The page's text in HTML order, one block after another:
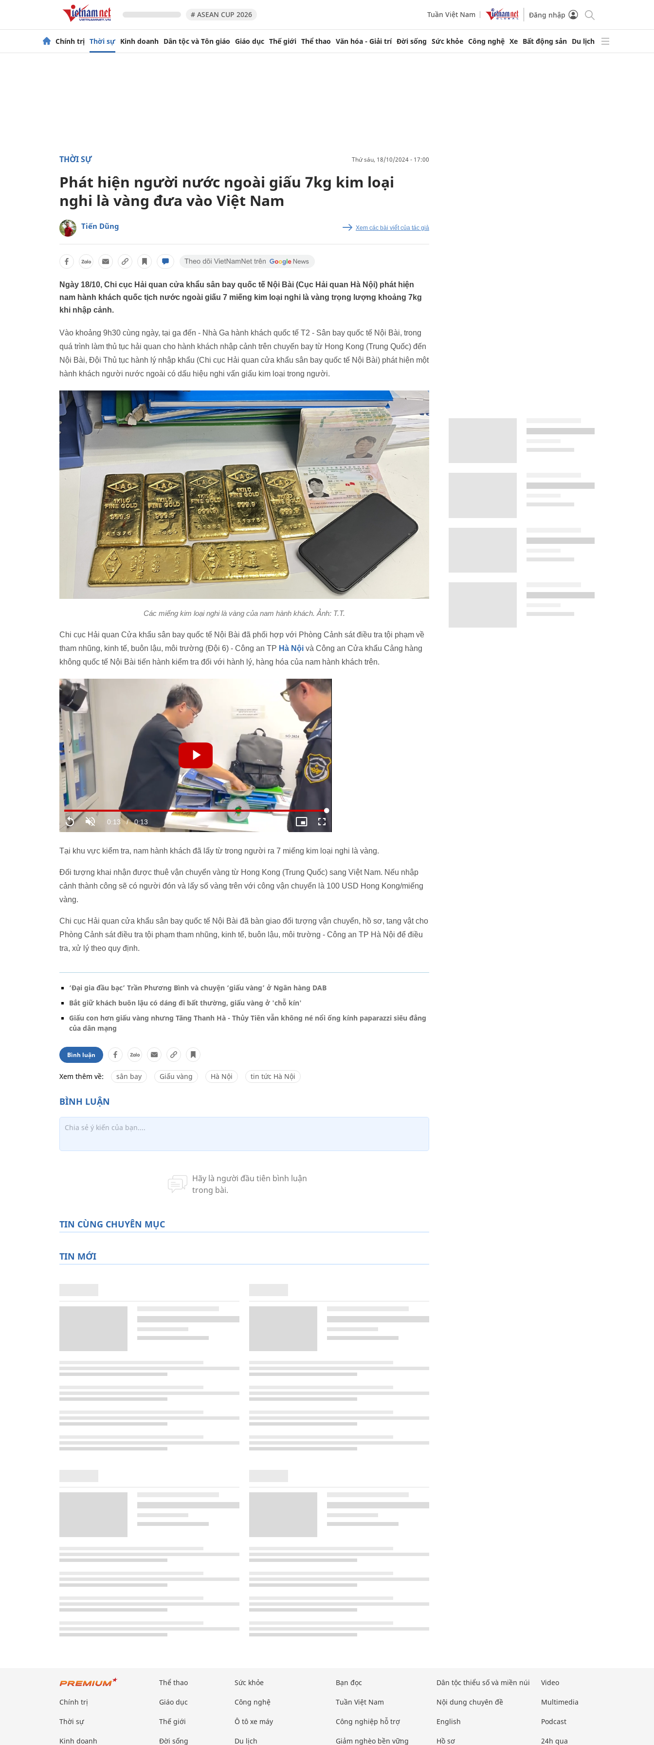
# ASEAN CUP 2026 Tuần Việt Nam Đăng nhập
Chính trị Thời sự Kinh doanh Dân tộc và Tôn giáo Giáo dục Thế giới Thể thao Văn hóa - Giải trí Đời sống Sức khỏe Công nghệ Xe Bất động sản Du lịch
THỜI SỰ thứ sáu, 18/10/2024 - 17:00
Phát hiện người nước ngoài giấu 7kg kim loại
nghi là vàng đưa vào Việt Nam
Tiến Dũng Xem các bài viết của tác giả
Ngày 18/10, Chi cục Hải quan cửa khẩu sân bay quốc tế Nội Bài (Cục Hải quan Hà Nội) phát hiện
nam hành khách quốc tịch nước ngoài giấu 7 miếng kim loại nghi là vàng trọng lượng khoảng 7kg
khi nhập cảnh.
Vào khoảng 9h30 cùng ngày, tại ga đến - Nhà Ga hành khách quốc tế T2 - Sân bay quốc tế Nội Bài, trong
quá trình làm thủ tục hải quan cho hành khách nhập cảnh trên chuyến bay từ Hong Kong (Trung Quốc) đến
Nội Bài, Đội Thủ tục hành lý nhập khẩu (Chi cục Hải quan cửa khẩu sân bay quốc tế Nội Bài) phát hiện một
hành khách người nước ngoài có dấu hiệu nghi vấn giấu kim loại trong người.
Các miếng kim loại nghi là vàng của nam hành khách. Ảnh: T.T.
Chi cục Hải quan Cửa khẩu sân bay quốc tế Nội Bài đã phối hợp với Phòng Cảnh sát điều tra tội phạm về
tham nhũng, kinh tế, buôn lậu, môi trường (Đội 6) - Công an TP Hà Nội và Công an Cửa khẩu Cảng hàng
không quốc tế Nội Bài tiến hành kiểm tra đối với hành lý, hàng hóa của nam hành khách trên.
Tại khu vực kiểm tra, nam hành khách đã lấy từ trong người ra 7 miếng kim loại nghi là vàng.
Đối tượng khai nhận được thuê vận chuyển vàng từ Hong Kong (Trung Quốc) sang Việt Nam. Nếu nhập
cảnh thành công sẽ có người đón và lấy số vàng trên với công vận chuyển là 100 USD Hong Kong/miếng
vàng.
Chi cục Hải quan cửa khẩu sân bay quốc tế Nội Bài đã bàn giao đối tượng vận chuyển, hồ sơ, tang vật cho
Phòng Cảnh sát điều tra tội phạm tham nhũng, kinh tế, buôn lậu, môi trường - Công an TP Hà Nội để điều
tra, xử lý theo quy định.
‘Đại gia đầu bạc’ Trần Phương Bình và chuyện ‘giấu vàng’ ở Ngân hàng DAB
Bắt giữ khách buôn lậu có dáng đi bất thường, giấu vàng ở 'chỗ kín'
Giấu con hơn giấu vàng nhưng Tăng Thanh Hà - Thủy Tiên vẫn không né nổi ống kính paparazzi siêu đẳng
của dân mạng
Bình luận
Xem thêm về: sân bay Giấu vàng Hà Nội tin tức Hà Nội
TIN CÙNG CHUYÊN MỤC
TIN MỚI
Chính trị
Thời sự
Kinh doanh
Thể thao
Giáo dục
Thế giới
Đời sống
Sức khỏe
Công nghệ
Ô tô xe máy
Du lịch
Bạn đọc
Tuần Việt Nam
Công nghiệp hỗ trợ
Giảm nghèo bền vững
Dân tộc thiểu số và miền núi
Nội dung chuyên đề
English
Hồ sơ
Video
Multimedia
Podcast
24h qua